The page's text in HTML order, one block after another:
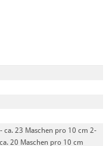
ca. 23 Maschen pro 10 cm 2-
20 Maschen pro 10 cm